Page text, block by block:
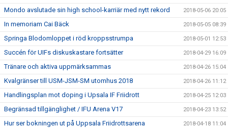
Mondo avslutade sin high school-karriär med nytt rekord 2018-05-06 20:05
In memoriam Cai Bäck 2018-05-05 08:39
Springa Blodomloppet i röd kroppsstrumpa 2018-05-01 12:53
Succén för UIFs diskuskastare fortsätter 2018-04-29 16:09
Tränare och aktiva uppmärksammas 2018-04-26 15:04
Kvalgränser till USM-JSM-SM utomhus 2018 2018-04-26 11:12
Handlingsplan mot doping i Upsala IF Friidrott 2018-04-25 12:03
Begränsad tillgänglighet / IFU Arena V17 2018-04-23 13:52
Hur ser bokningen ut på Uppsala Friidrottsarena 2018-04-18 11:04